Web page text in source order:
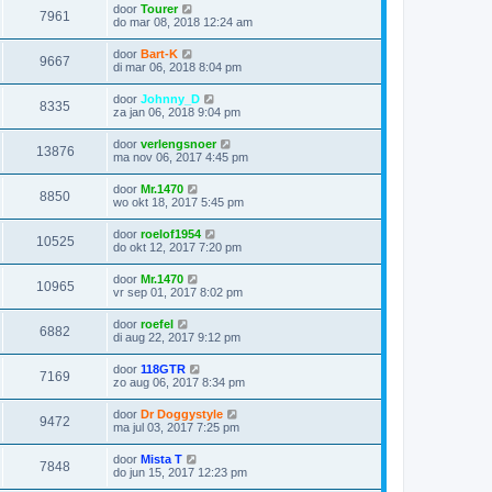
7961 door Tourer
do mar 08, 2018 12:24 am
9667 door Bart-K
di mar 06, 2018 8:04 pm
8335 door Johnny_D
za jan 06, 2018 9:04 pm
13876 door verlengsnoer
ma nov 06, 2017 4:45 pm
8850 door Mr.1470
wo okt 18, 2017 5:45 pm
10525 door roelof1954
do okt 12, 2017 7:20 pm
10965 door Mr.1470
vr sep 01, 2017 8:02 pm
6882 door roefel
di aug 22, 2017 9:12 pm
7169 door 118GTR
zo aug 06, 2017 8:34 pm
9472 door Dr Doggystyle
ma jul 03, 2017 7:25 pm
7848 door Mista T
do jun 15, 2017 12:23 pm